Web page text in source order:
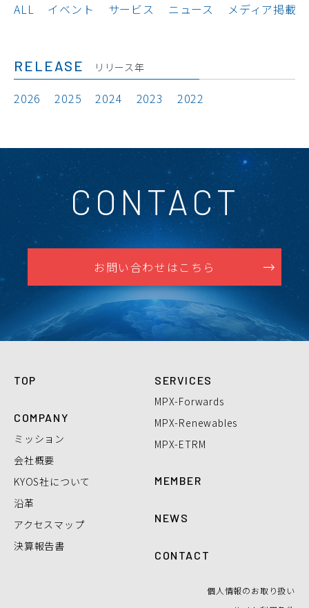
ALL イベント サービス ニュース メディア掲載
RELEASE リリース年
2026 2025 2024 2023 2022
CONTACT
お問い合わせはこちら
TOP
COMPANY
ミッション
会社概要
KYOS社について
沿革
アクセスマップ
決算報告書
SERVICES
MPX-Forwards
MPX-Renewables
MPX-ETRM
MEMBER
NEWS
CONTACT
個人情報のお取り扱い